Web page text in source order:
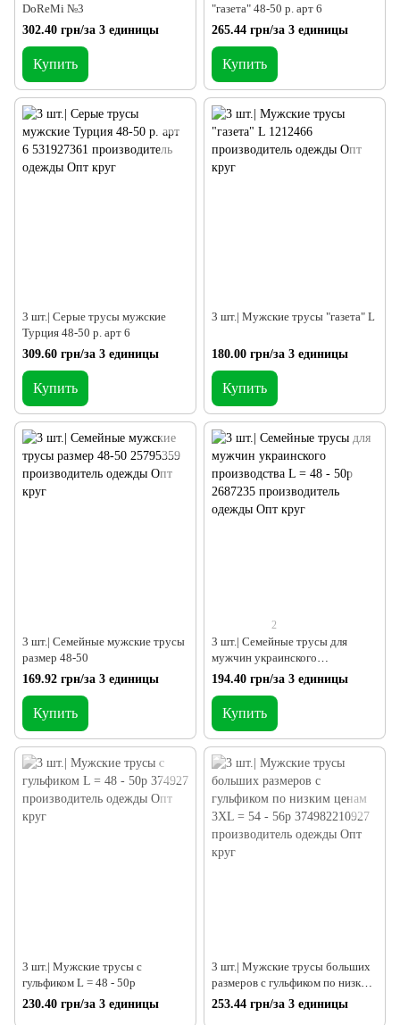
DoReMi №3
302.40 грн/за 3 единицы
Купить
"газета" 48-50 р. арт 6
265.44 грн/за 3 единицы
Купить
3 шт.| Серые трусы мужские
Турция 48-50 р. арт 6
309.60 грн/за 3 единицы
Купить
3 шт.| Мужские трусы "газета" L
180.00 грн/за 3 единицы
Купить
3 шт.| Семейные мужские трусы
размер 48-50
169.92 грн/за 3 единицы
Купить
2
3 шт.| Семейные трусы для
мужчин украинского
производства L = 48 - 50p
194.40 грн/за 3 единицы
Купить
3 шт.| Мужские трусы с
гульфиком L = 48 - 50p
230.40 грн/за 3 единицы
3 шт.| Мужские трусы больших
размеров с гульфиком по низким
ценам 3XL = 54 - 56p
253.44 грн/за 3 единицы